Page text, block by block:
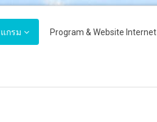
กรม Program & Website Internet